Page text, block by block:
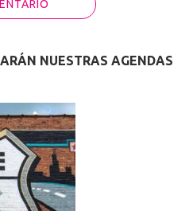
NUESTRAS AGENDAS